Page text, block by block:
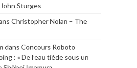
Sturges
Christopher Nolan – The
dans Concours Roboto
: « De l’eau tiède sous un